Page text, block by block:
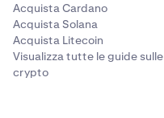
Acquista Cardano
Acquista Solana
Acquista Litecoin
Visualizza tutte le guide sulle
crypto